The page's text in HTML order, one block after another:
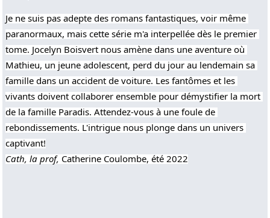
Je ne suis pas adepte des romans fantastiques, voir même
paranormaux, mais cette série m'a interpellée dès le premier
tome. Jocelyn Boisvert nous amène dans une aventure où
Mathieu, un jeune adolescent, perd du jour au lendemain sa
famille dans un accident de voiture. Les fantômes et les
vivants doivent collaborer ensemble pour démystifier la mort
de la famille Paradis. Attendez-vous à une foule de
rebondissements. L'intrigue nous plonge dans un univers
captivant!
Cath, la prof, Catherine Coulombe, été 2022